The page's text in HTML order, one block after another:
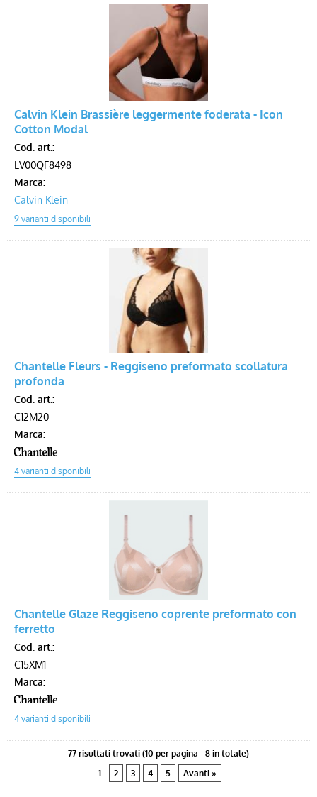
Calvin Klein Brassière leggermente foderata - Icon
Cotton Modal
Cod. art.:
LV00QF8498
Marca:
Calvin Klein
Chantelle Fleurs - Reggiseno preformato scollatura
profonda
Cod. art.:
C12M20
Marca:
Chantelle Glaze Reggiseno coprente preformato con
ferretto
Cod. art.:
C15XM1
Marca:
77 risultati trovati (10 per pagina - 8 in totale)
1
2 3 4 5 Avanti »